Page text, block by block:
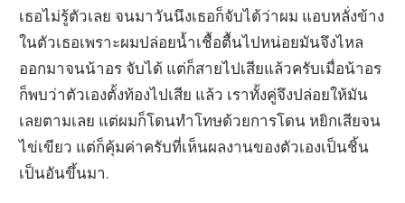
เธอไม่รู้ตัวเลย จนมาวันนึงเธอก็จับได้ว่าผม แอบหลั่งข้าง
ในตัวเธอเพราะผมปล่อยน้ำเชื้อตื้นไปหน่อยมันจึงไหล
ออกมาจนน้าอร จับได้ แต่ก็สายไปเสียแล้วครับเมื่อน้าอร
ก็พบว่าตัวเองตั้งท้องไปเสีย แล้ว เราทั้งคู่จึงปล่อยให้มัน
เลยตามเลย แต่ผมก็โดนทำโทษด้วยการโดน หยิกเสียจน
ไข่เขียว แต่ก็คุ้มค่าครับที่เห็นผลงานของตัวเองเป็นชิ้น
เป็นอันขึ้นมา.